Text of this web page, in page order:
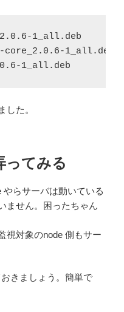
1_all.deb
1_all.deb
1_all.deb
した。
ってみる
らサーバは動いている
ません。困ったちゃん
視対象のnode 側もサー
きましょう。簡単で